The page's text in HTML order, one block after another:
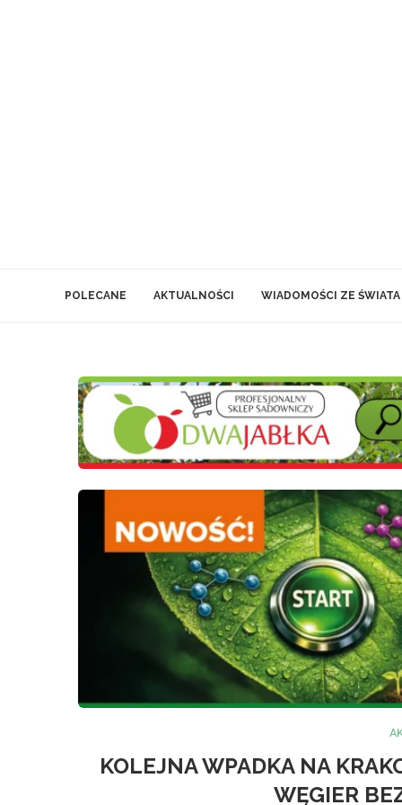
POLECANE AKTUALNOŚCI WIADOMOŚCI ZE ŚWIATA
KOLEJNA WPADKA NA
WĘGIER